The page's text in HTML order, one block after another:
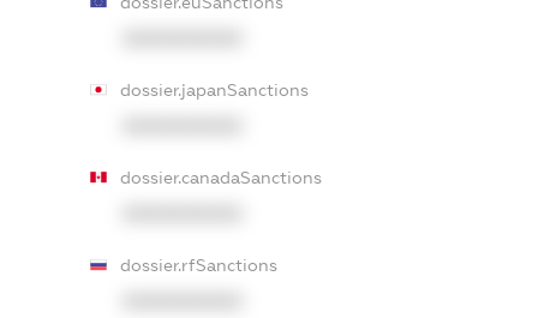
dossier.japanSanctions
dossier.canadaSanctions
dossier.rfSanctions